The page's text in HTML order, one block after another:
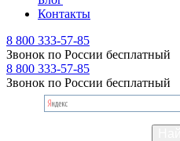
Контакты
8 800 333-57-85
Звонок по России бесплатный
8 800 333-57-85
Звонок по России бесплатный